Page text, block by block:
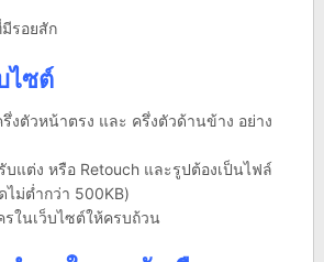
รอยสัก
ไซต์
รึ่งตัวหน้าตรง และ ครึ่งตัวด้านข้าง อย่าง
แต่ง หรือ Retouch และรูปต้องเป็นไฟล์
ม่ต่ำกว่า 500KB)
ในเว็บไซต์ให้ครบถ้วน